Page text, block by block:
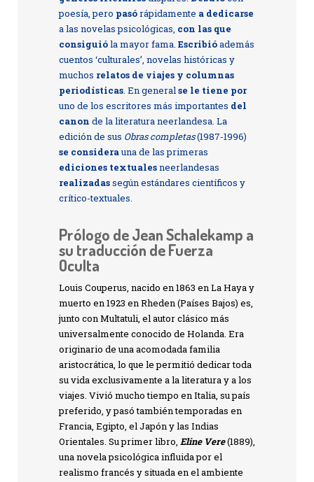
poesía, pero pasórápidamente a dedicarse
a las novelas psicológicas, con las que
consiguióla mayor fama. Escribióademás
cuentos ‘culturales’, novelas históricas y
muchos relatos de viajes y columnas
periodísticas. En generalse le tiene por
uno de los escritores más importantes del
canon de la literatura neerlandesa. La
edición de sus Obras completas(1987-1996)
se considerauna de las primeras
ediciones textualesneerlandesas
realizadassegún estándares científicos y
crítico-textuales.
Prólogo de Jean Schalekamp a
su traducción de Fuerza
Oculta
Louis Couperus, nacido en 1863 en La Haya y
muerto en 1923 en Rheden (Países Bajos) es,
junto con Multatuli, el autor clásico más
universalmente conocido de Holanda. Era
originario de una acomodada familia
aristocrática, lo que le permitió dedicar toda
su vida exclusivamente a la literatura y a los
viajes. Vivió mucho tiempo en Italia, su país
preferido, y pasó también temporadas en
Francia, Egipto, el Japón y las Indias
Orientales. Su primer libro, Eline Vere(1889),
una novela psicológica influida por el
realismo francés y situada en el ambiente